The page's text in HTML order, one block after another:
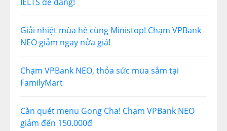
Giải nhiệt mùa hè cùng Ministop! Chạm VPBank
NEO giảm ngay nửa giá!
Chạm VPBank NEO, thỏa sức mua sắm tại
FamilyMart
Càn quét menu Gong Cha! Chạm VPBank NEO
giảm đến 150.000đ